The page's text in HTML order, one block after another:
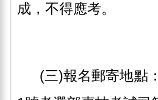
成，不得應考。
(三)報名郵寄地點